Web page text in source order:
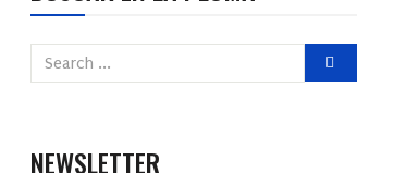
NEWSLETTER